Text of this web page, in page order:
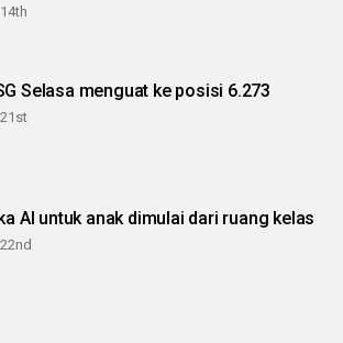
Selasa menguat ke posisi 6.273
AI untuk anak dimulai dari ruang kelas